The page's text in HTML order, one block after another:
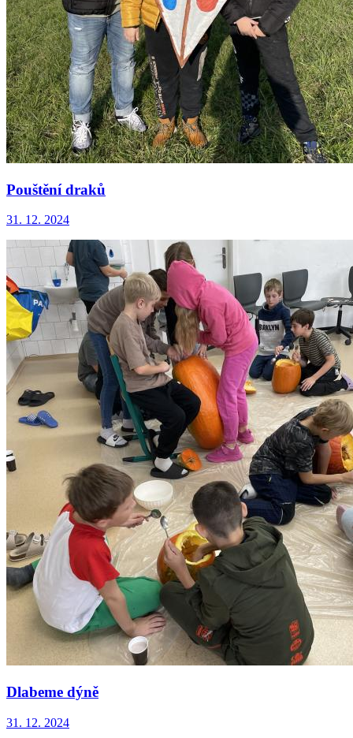
Pouštění draků
31. 12. 2024
Dlabeme dýně
31. 12. 2024